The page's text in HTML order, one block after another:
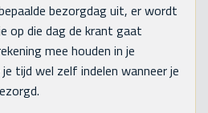
bezorgdag uit, er wordt
op die dag de krant gaat
mee houden in je
tijd wel zelf indelen wanneer je